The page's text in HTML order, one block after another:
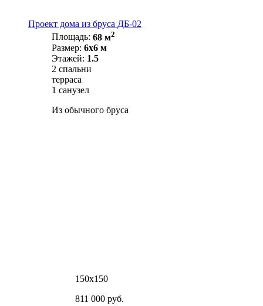
Проект дома из бруса ДБ-02
Площадь: 68 м2
Размер: 6х6 м
Этажей: 1.5
2 спальни
терраса
1 санузел
Из обычного бруса
150х150
811 000 руб.